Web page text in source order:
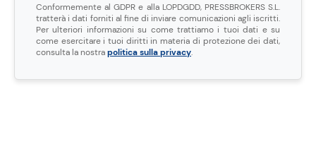
Conformemente al GDPR e alla LOPDGDD, PRESSBROKERS S.L.
tratterà i dati forniti al fine di inviare comunicazioni agli iscritti.
Per ulteriori informazioni su come trattiamo i tuoi dati e su
come esercitare i tuoi diritti in materia di protezione dei dati,
consulta la nostrapolitica sulla privacy.